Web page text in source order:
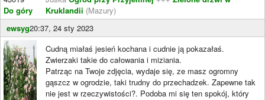
Do góry
Kruklandii (Mazury)
ewsyg20:37, 24 sty 2023
Cudną miałaś jesień kochana i cudnie ją pokazałaś.
Zwierzaki takie do całowania i miziania.
Patrząc na Twoje zdjęcia, wydaje się, ze masz ogromny
gąszcz w ogrodzie, taki trudny do przechadzek. Zapewne tak
nie jest w rzeczywistości?. Podoba mi się ten spokój, który